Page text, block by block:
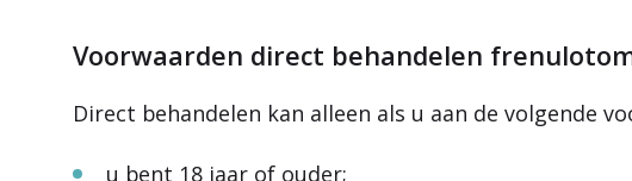
Voorwaarden direct behandelen
Direct behandelen kan alleen als u aan de volgende
u bent 18 jaar of ouder;